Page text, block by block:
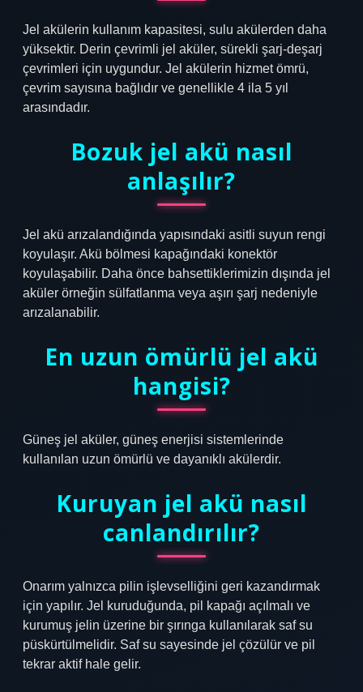
Jel akülerin kullanım kapasitesi, sulu akülerden daha
yüksektir. Derin çevrimli jel aküler, sürekli şarj-deşarj
çevrimleri için uygundur. Jel akülerin hizmet ömrü,
çevrim sayısına bağlıdır ve genellikle 4 ila 5 yıl
arasındadır.
Bozuk jel akü nasıl
anlaşılır?
Jel akü arızalandığında yapısındaki asitli suyun rengi
koyulaşır. Akü bölmesi kapağındaki konektör
koyulaşabilir. Daha önce bahsettiklerimizin dışında jel
aküler örneğin sülfatlanma veya aşırı şarj nedeniyle
arızalanabilir.
En uzun ömürlü jel akü
hangisi?
Güneş jel aküler, güneş enerjisi sistemlerinde
kullanılan uzun ömürlü ve dayanıklı akülerdir.
Kuruyan jel akü nasıl
canlandırılır?
Onarım yalnızca pilin işlevselliğini geri kazandırmak
için yapılır. Jel kuruduğunda, pil kapağı açılmalı ve
kurumuş jelin üzerine bir şırınga kullanılarak saf su
püskürtülmelidir. Saf su sayesinde jel çözülür ve pil
tekrar aktif hale gelir.